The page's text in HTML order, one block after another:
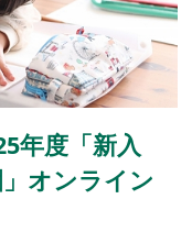
年度「新入
オンライン